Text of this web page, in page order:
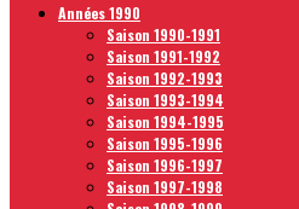
Années 1990
Saison 1990-1991
Saison 1991-1992
Saison 1992-1993
Saison 1993-1994
Saison 1994-1995
Saison 1995-1996
Saison 1996-1997
Saison 1997-1998